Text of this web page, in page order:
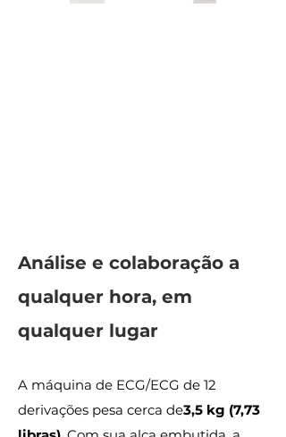
Análise e colaboração a
qualquer hora, em
qualquer lugar
A máquina de ECG/ECG de 12
derivações pesa cerca de3,5 kg (7,73